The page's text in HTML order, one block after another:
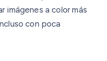
imágenes a color más
con poca